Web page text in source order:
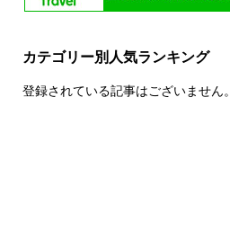
カテゴリー別人気ランキング
登録されている記事はございません。